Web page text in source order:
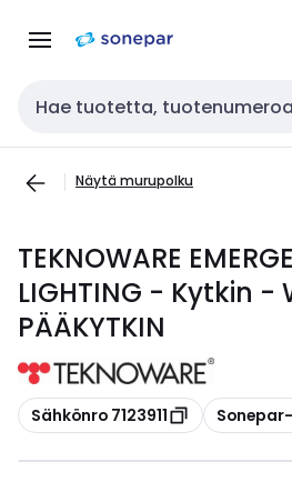
navigointiinsisältöön
Haku
Näytä murupolku
TEKNOWARE
LIGHTING - Kytkin -
PÄÄKYTKIN
Kopioi
Sähkönro 7123911 Kopioi